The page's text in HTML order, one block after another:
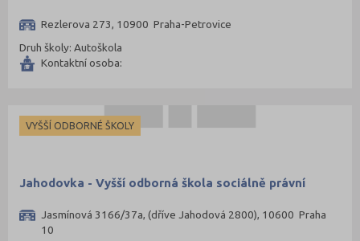
Rezlerova 273, 10900 Praha-Petrovice
Druh školy: Autoškola
Kontaktní osoba:
VYŠŠÍ ODBORNÉ ŠKOLY
Jahodovka - Vyšší odborná škola sociálně právní
Jasmínová 3166/37a, (dříve Jahodová 2800), 10600 Praha
10